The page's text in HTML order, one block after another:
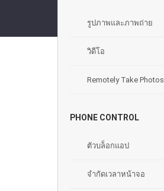
รูปภาพและภาพถ่าย
วิดีโอ
Remotely Take Photos
PHONE CONTROL
ตัวบล็อกแอป
จํากัดเวลาหน้าจอ